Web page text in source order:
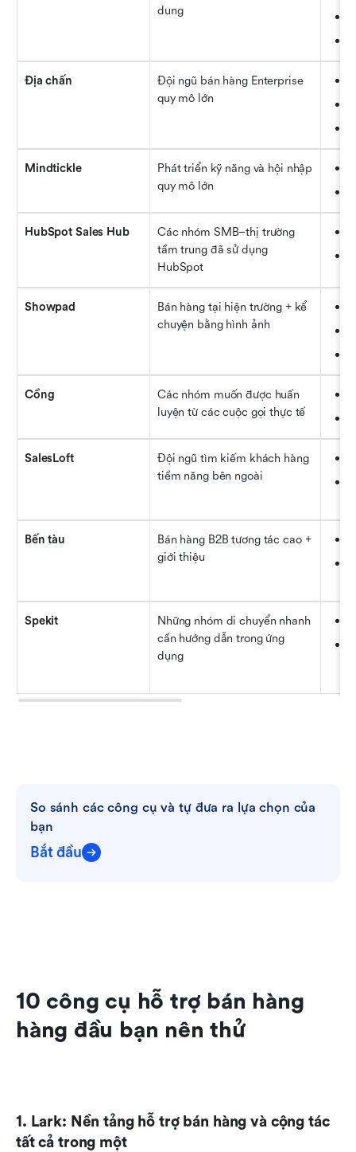
dung
Địa chấn
Đội ngũ bán hàng Enterprise
quy mô lớn
Mindtickle
Phát triển kỹ năng và hội nhập
quy mô lớn
HubSpot Sales Hub
Các nhóm SMB–thị trường
tầm trung đã sử dụng
HubSpot
Showpad
Bán hàng tại hiện trường + kể
chuyện bằng hình ảnh
Cồng
Các nhóm muốn được huấn
luyện từ các cuộc gọi thực tế
SalesLoft
Đội ngũ tìm kiếm khách hàng
tiềm năng bên ngoài
Bến tàu
Bán hàng B2B tương tác cao +
giới thiệu
Spekit
Những nhóm di chuyển nhanh
cần hướng dẫn trong ứng
dụng
So sánh các công cụ và tự đưa ra lựa chọn của
bạn
Bắt đầu
10 công cụ hỗ trợ bán hàng
hàng đầu bạn nên thử
1. Lark: Nền tảng hỗ trợ bán hàng và cộng tác
tất cả trong một